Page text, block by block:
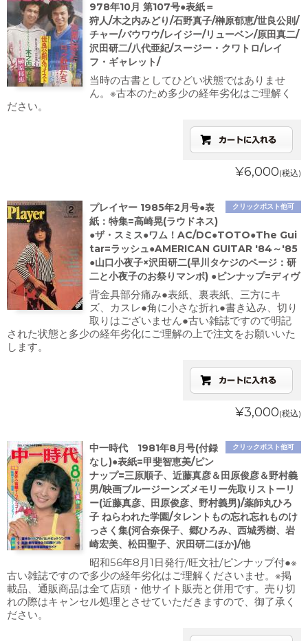
978年10月 第107号●表紙＝
狩人/木之内みどり/石野真子/榊原郁恵/世良公則/
チャー/バウワウ/レイジー/リューベン/原田真二/
沢田研二/八代亜紀/スージー・クワトロ/レイ
フ・ギャレット/
当時の古書としてひどい状態ではありませ
ん。※古本のため多少の経年劣化はご理解く
ださい。
¥6,000(税込)
クリックポスト他可
プレイヤー 1985年2月号●表
紙：特集=高崎晃(ラウドネス)
●ザ・スミス●ワム！AC/DC●TOTO●The Gui
tar=ラッシュ●AMERICAN GUITAR '84～'85
●山口小夜子×沢田研二(早川タケジのページ：研
二と小夜子のお祭りマンボ) ●ピンナップ=ディヴ
背金具部分痛み●表紙、裏表紙、三方にキ
ズ、カスレ●角に小さな折れ●書き込み、切り
取りはございません●古い雑誌ですので明記
された状態と多少の経年劣化にご理解の上で注文をお願いいた
します。
¥3,000(税込)
クリックポスト他可
中一時代 1981年8月号(付録
なし)●表紙=甲斐智恵美/ピン
ナップ=三原順子、近藤真彦＆田原俊彦＆野村義
男/映画ブルージーンズメモリー先取りストーリ
ー(近藤真彦、田原俊彦、野村義男)/薬師丸ひろ
子 ねらわれた学園/タレントもの忘れ忘れものけ
っさく集(河合奈保子、郷ひろみ、西城秀樹、岩
崎宏美、松田聖子、沢田研二ほか)/他
昭和56年8月1日発行/旺文社/ピンナップ付●※
古い雑誌ですので多少の経年劣化はご理解くださいませ。※掲
載品、通販商品は全て店頭・他サイト販売と併用です。売り切
れの際はキャンセル処理とさせていただきますので、御了承く
ださい。